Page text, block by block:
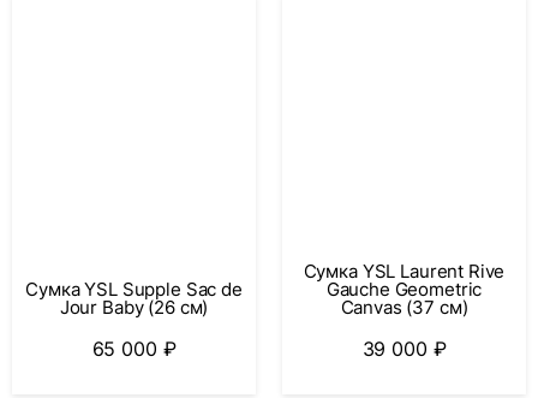
Сумка YSL Supple Sac de
Jour Baby (26 см)
65 000 ₽
Сумка YSL Laurent Rive
Gauche Geometric
Canvas (37 см)
39 000 ₽